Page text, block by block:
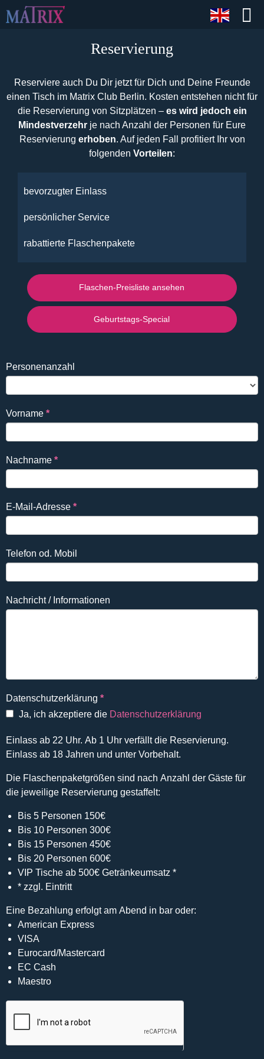
Reservierung
Reserviere auch Du Dir jetzt für Dich und Deine Freunde
einen Tisch im Matrix Club Berlin. Kosten entstehen nicht für
die Reservierung von Sitzplätzen – es wird jedoch ein
Mindestverzehr je nach Anzahl der Personen für Eure
Reservierung erhoben. Auf jeden Fall profitiert Ihr von
folgenden Vorteilen:
bevorzugter Einlass
persönlicher Service
rabattierte Flaschenpakete
Flaschen-Preisliste ansehen
Geburtstags-Special
Reservierung
DE
Falls
Du
ein
Mensch
bist,
Feld
Personenanzahl
Vorname *
Nachname *
E-Mail-Adresse *
Telefon od. Mobil
Nachricht / Informationen
Datenschutzerklärung *
Ja, ich akzeptiere die Datenschutzerklärung
Einlass ab 22 Uhr. Ab 1 Uhr verfällt die Reservierung.
Einlass ab 18 Jahren und unter Vorbehalt.
Die Flaschenpaketgrößen sind nach Anzahl der Gäste für
die jeweilige Reservierung gestaffelt:
Bis 5 Personen 150€
Bis 10 Personen 300€
Bis 15 Personen 450€
Bis 20 Personen 600€
VIP Tische ab 500€ Getränkeumsatz *
* zzgl. Eintritt
Eine Bezahlung erfolgt am Abend in bar oder:
American Express
VISA
Eurocard/Mastercard
EC Cash
Maestro